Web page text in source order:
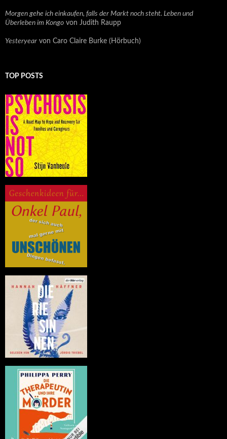
Morgen gehe ich einkaufen, falls der Markt noch steht. Leben und
Überleben im Kongo von Judith Raupp
Yesteryear von Caro Claire Burke (Hörbuch)
TOP POSTS